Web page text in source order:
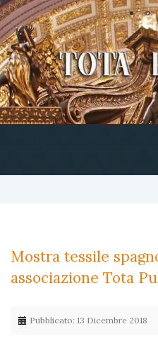
Mostra tessile
associazione Tota
Pubblicato: 13 Dicembre 2018